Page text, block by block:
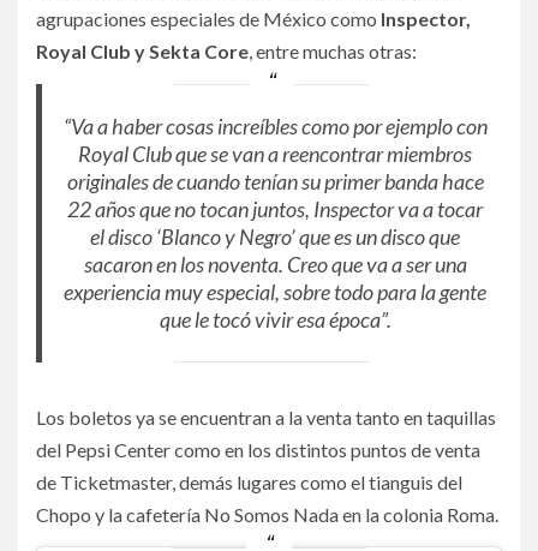
agrupaciones especiales de México como Inspector,
Royal Club y Sekta Core, entre muchas otras:
“Va a haber cosas increíbles como por ejemplo con
Royal Club que se van a reencontrar miembros
originales de cuando tenían su primer banda hace
22 años que no tocan juntos, Inspector va a tocar
el disco ‘Blanco y Negro’ que es un disco que
sacaron en los noventa. Creo que va a ser una
experiencia muy especial, sobre todo para la gente
que le tocó vivir esa época”.
Los boletos ya se encuentran a la venta tanto en taquillas
del Pepsi Center como en los distintos puntos de venta
de Ticketmaster, demás lugares como el tianguis del
Chopo y la cafetería No Somos Nada en la colonia Roma.